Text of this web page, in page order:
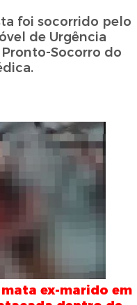
foi socorrido pelo
de Urgência
Socorro do
mata ex-marido em